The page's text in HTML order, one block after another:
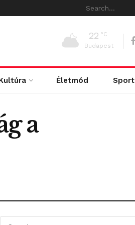
22 °C
Budapest
Életmód Sport
a